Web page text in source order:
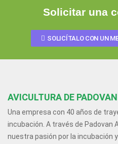
Solicitar una
SOLICÍTALO CON UN
AVICULTURA DE PADOVAN
Una empresa con 40 años de
incubación. A través de Padovan
nuestra pasión por la incubación